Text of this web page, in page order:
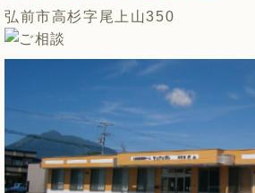
弘前市高杉字尾上山350